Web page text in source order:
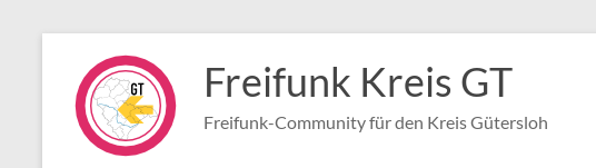
springen
Freifunk Kreis GT
Freifunk-Community für den Kreis Gütersloh